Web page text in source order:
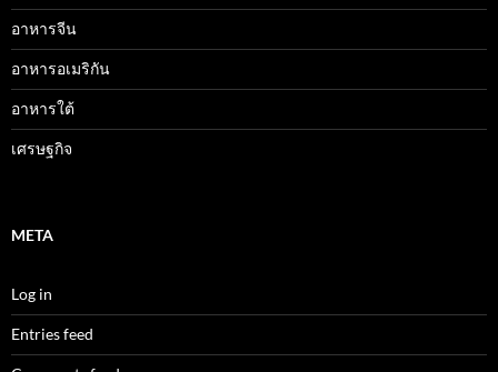
อาหารจีน
อาหารอเมริกัน
อาหารใต้
เศรษฐกิจ
META
Log in
Entries feed